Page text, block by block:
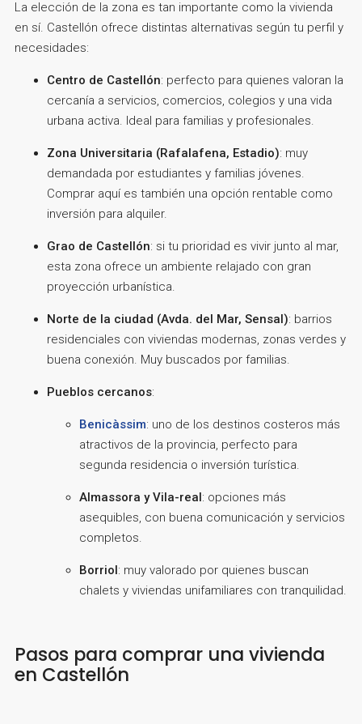
La elección de la zona es tan importante como la vivienda
en sí. Castellón ofrece distintas alternativas según tu perfil y
necesidades:
Centro de Castellón: perfecto para quienes valoran la
cercanía a servicios, comercios, colegios y una vida
urbana activa. Ideal para familias y profesionales.
Zona Universitaria (Rafalafena, Estadio): muy
demandada por estudiantes y familias jóvenes.
Comprar aquí es también una opción rentable como
inversión para alquiler.
Grao de Castellón: si tu prioridad es vivir junto al mar,
esta zona ofrece un ambiente relajado con gran
proyección urbanística.
Norte de la ciudad (Avda. del Mar, Sensal): barrios
residenciales con viviendas modernas, zonas verdes y
buena conexión. Muy buscados por familias.
Pueblos cercanos:
Benicàssim: uno de los destinos costeros más
atractivos de la provincia, perfecto para
segunda residencia o inversión turística.
Almassora y Vila-real: opciones más
asequibles, con buena comunicación y servicios
completos.
Borriol: muy valorado por quienes buscan
chalets y viviendas unifamiliares con tranquilidad.
Pasos para comprar una vivienda
en Castellón